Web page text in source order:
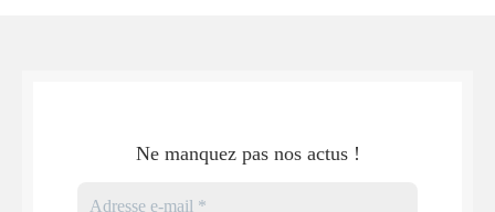
Ne manquez pas nos actus !